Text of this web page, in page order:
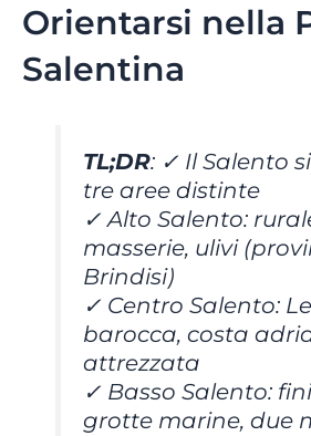
Orientarsi nella
Salentina
TL;DR: ✓ Il Salento
tre aree distinte
✓ Alto Salento:
masserie, ulivi
Brindisi)
✓ Centro Salento:
barocca, costa
attrezzata
✓ Basso Salento:
grotte marine, due